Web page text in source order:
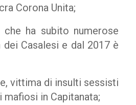
Corona Unita;
che ha subito numerose
Casalesi e dal 2017 è
vittima di insulti sessisti
in Capitanata;